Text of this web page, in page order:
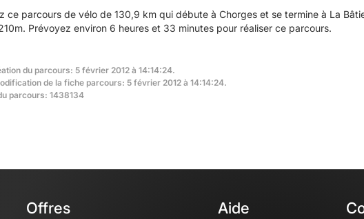
ce parcours de vélo de 130,9 km qui débute à Chorges et se termine à La
Prévoyez environ 6 heures et 33 minutes pour réaliser ce parcours.
du parcours: 5 février 2012 à 14:14:24.
de la fiche parcours: 5 février 2012 à 14:14:24.
parcours: 1438134
Offres Aide